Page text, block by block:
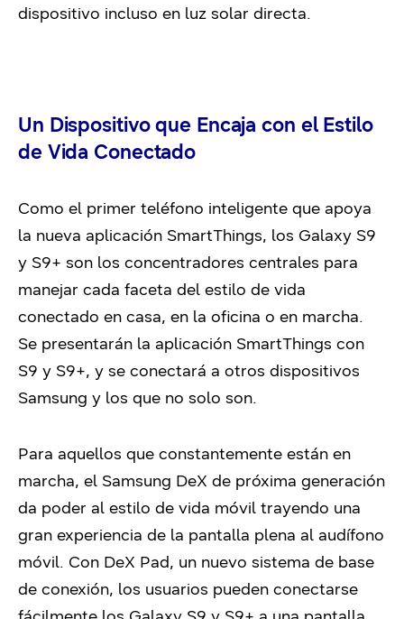
dispositivo incluso en luz solar directa.
Un Dispositivo que Encaja con el Estilo
de Vida Conectado
Como el primer teléfono inteligente que apoya
la nueva aplicación SmartThings, los Galaxy S9
y S9+ son los concentradores centrales para
manejar cada faceta del estilo de vida
conectado en casa, en la oficina o en marcha.
Se presentarán la aplicación SmartThings con
S9 y S9+, y se conectará a otros dispositivos
Samsung y los que no solo son.
Para aquellos que constantemente están en
marcha, el Samsung DeX de próxima generación
da poder al estilo de vida móvil trayendo una
gran experiencia de la pantalla plena al audífono
móvil. Con DeX Pad, un nuevo sistema de base
de conexión, los usuarios pueden conectarse